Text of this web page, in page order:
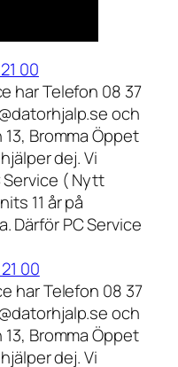
00
har Telefon 08 37
och
Bromma Öppet
dej. Vi
Service ( Nytt
11 år på
Därför PC Service
00
har Telefon 08 37
och
Bromma Öppet
dej. Vi